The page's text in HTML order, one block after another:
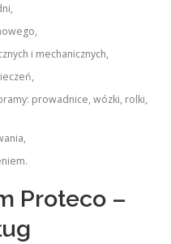
i mechanicznych,
prowadnice, wózki, rolki,
Proteco –